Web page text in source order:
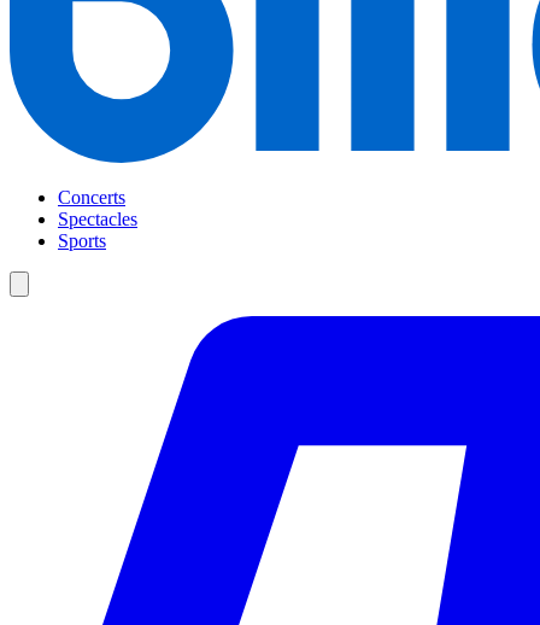
Concerts
Spectacles
Sports